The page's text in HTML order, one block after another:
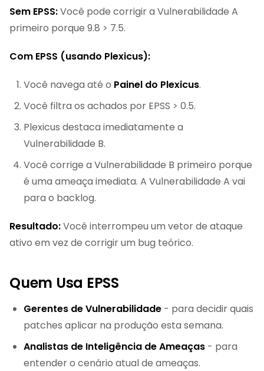
Sem EPSS:Você pode corrigir a Vulnerabilidade A
primeiro porque 9.8 > 7.5.
Com EPSS (usando Plexicus):
Você navega até o Painel do Plexicus.
Você filtra os achados por EPSS > 0.5.
Plexicus destaca imediatamente a
Vulnerabilidade B.
Você corrige a Vulnerabilidade B primeiro porque
é uma ameaça imediata. A Vulnerabilidade A vai
para o backlog.
Resultado:Você interrompeu um vetor de ataque
ativo em vez de corrigir um bug teórico.
Quem Usa EPSS
Gerentes de Vulnerabilidade - para decidir quais
patches aplicar na produção esta semana.
Analistas de Inteligência de Ameaças - para
entender o cenário atual de ameaças.